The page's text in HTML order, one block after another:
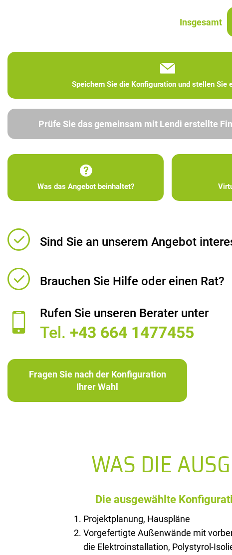
Insgesamt
Speichern Sie die Konfiguration und stellen Sie
Prüfe Sie das gemeinsam mit Lendi erstellte
Was das Angebot beinhaltet?
Sind Sie an unserem Angebot
Brauchen Sie Hilfe oder einen Rat?
Rufen Sie unseren Berater unter
Tel. +43 664 1477455
Fragen Sie nach der Konfiguration
Ihrer Wahl
WAS DIE
Die ausgewählte
Projektplanung, Hauspläne
Vorgefertigte Außenwände mit
die Elektroinstallation, Polystyrol-